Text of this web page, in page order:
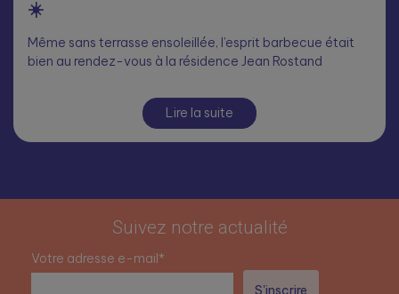
☀️
Même sans terrasse ensoleillée, l’esprit barbecue était
bien au rendez-vous à la résidence Jean Rostand
Lire la suite
Suivez notre actualité
Votre adresse e-mail*